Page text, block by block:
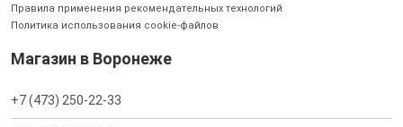
Правила применения рекомендательных технологий
Политика использования cookie-файлов
Магазин в Воронеже
+7 (473) 250-22-33